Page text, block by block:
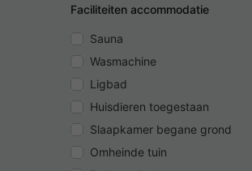
Faciliteiten accommodatie
Sauna
Wasmachine
Ligbad
Huisdieren toegestaan
Slaapkamer begane grond
Omheinde tuin